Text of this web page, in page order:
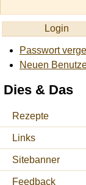
Passwort
Neuen
Dies & Das
Rezepte
Links
Sitebanner
Feedback